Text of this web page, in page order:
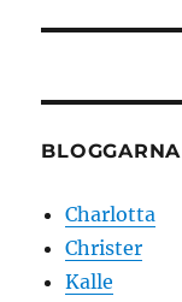
BLOGGARNA
Charlotta
Christer
Kalle